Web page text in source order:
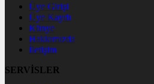
Üye Girişi
Üye Kaydı
Künye
Hakkımızda
İletişim
SERVİSLER